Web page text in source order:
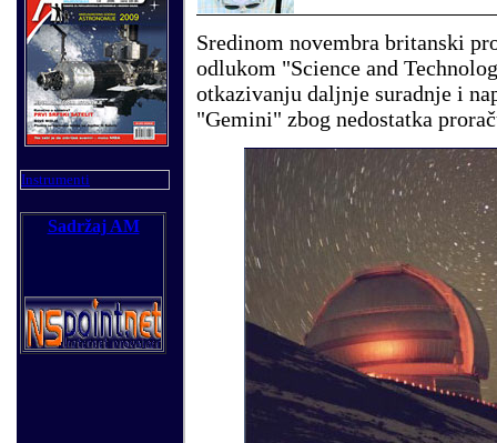
Instrumenti
Sadržaj AM
Sredinom novembra britanski
odlukom "Science and
otkazivanju daljnje suradnje i
"Gemini" zbog nedostatka